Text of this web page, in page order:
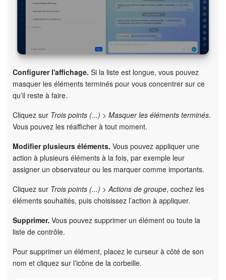
Configurer l'affichage. Si la liste est longue, vous pouvez
masquer les éléments terminés pour vous concentrer sur ce
qu’il reste à faire.
Cliquez sur Trois points (...) > Masquer les éléments terminés.
Vous pouvez les réafficher à tout moment.
Modifier plusieurs éléments. Vous pouvez appliquer une
action à plusieurs éléments à la fois, par exemple leur
assigner un observateur ou les marquer comme importants.
Cliquez sur Trois points (...) > Actions de groupe, cochez les
éléments souhaités, puis choisissez l’action à appliquer.
Supprimer. Vous pouvez supprimer un élément ou toute la
liste de contrôle.
Pour supprimer un élément, placez le curseur à côté de son
nom et cliquez sur l’icône de la corbeille.